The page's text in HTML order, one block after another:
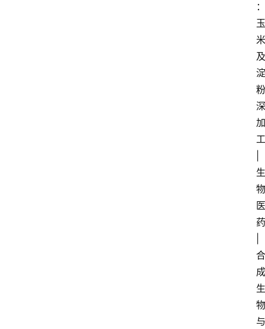
：
玉
米
及
淀
粉
深
加
工
生
物
医
药
合
成
生
物
与